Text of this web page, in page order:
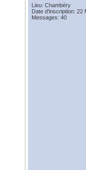
Lieu: Chambéry
Date d'inscription: 22
Messages: 40